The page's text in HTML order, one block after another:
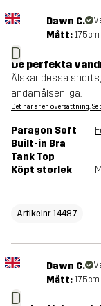
D
Dawn C.
Mått:
De perfekta
Älskar dessa
ändamålsenliga.
Det här är en översättning.
Paragon Soft
Built-in Bra
Tank Top
Köpt storlek M
Artikelnr 14487
D
Dawn C.
Mått: